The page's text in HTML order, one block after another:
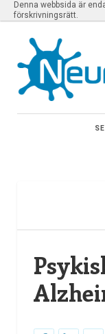
Denna webbsida är
förskrivningsrätt.